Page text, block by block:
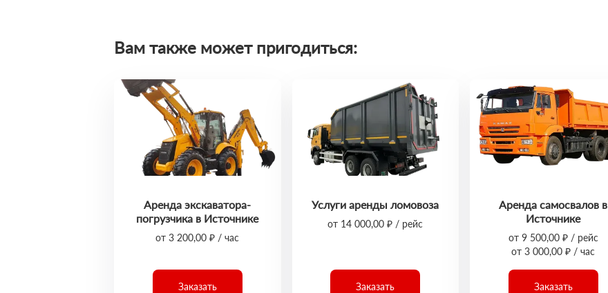
Вам также может пригодиться:
Аренда экскаватора-
погрузчика в Источнике
от 3 200,00 ₽ / час
Заказать
Услуги аренды ломовоза
от 14 000,00 ₽ / рейс
Заказать
Аренда самосвалов в
Источнике
от 9 500,00 ₽ / рейс
от 3 000,00 ₽ / час
Заказать